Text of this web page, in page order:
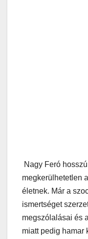
Nagy Feró
megkerülhetetlen
életnek. Már a
ismertséget
megszólalásai és
miatt pedig hamar